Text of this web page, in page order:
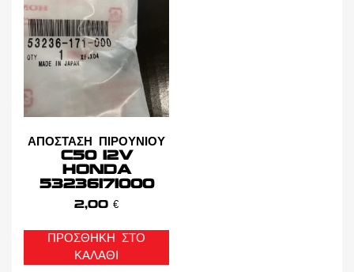
ΑΠΟΣΤΑΣΗ ΠΙΡΟΥΝΙΟΥ
C50 12V
HONDA
53236171000
2,00 €
ΠΡΟΣΘΉΚΗ ΣΤΟ
ΚΑΛΆΘΙ